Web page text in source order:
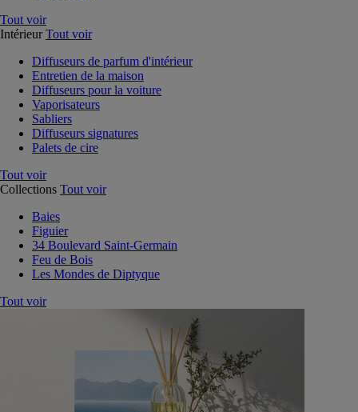
Tout voir
Intérieur Tout voir
Diffuseurs de parfum d'intérieur
Entretien de la maison
Diffuseurs pour la voiture
Vaporisateurs
Sabliers
Diffuseurs signatures
Palets de cire
Tout voir
Collections Tout voir
Baies
Figuier
34 Boulevard Saint-Germain
Feu de Bois
Les Mondes de Diptyque
Tout voir